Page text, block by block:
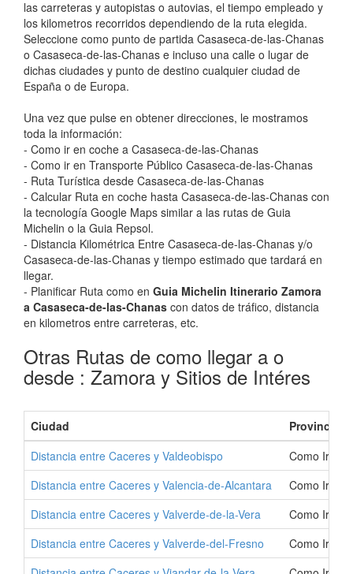
las carreteras y autopistas o autovias, el tiempo empleado y
los kilometros recorridos dependiendo de la ruta elegida.
Seleccione como punto de partida Casaseca-de-las-Chanas
o Casaseca-de-las-Chanas e incluso una calle o lugar de
dichas ciudades y punto de destino cualquier ciudad de
España o de Europa.
Una vez que pulse en obtener direcciones, le mostramos
toda la información:
- Como ir en coche a Casaseca-de-las-Chanas
- Como ir en Transporte Público Casaseca-de-las-Chanas
- Ruta Turística desde Casaseca-de-las-Chanas
- Calcular Ruta en coche hasta Casaseca-de-las-Chanas con
la tecnología Google Maps similar a las rutas de Guia
Michelin o la Guia Repsol.
- Distancia Kilométrica Entre Casaseca-de-las-Chanas y/o
Casaseca-de-las-Chanas y tiempo estimado que tardará en
llegar.
- Planificar Ruta como en Guia Michelin Itinerario Zamora
a Casaseca-de-las-Chanas con datos de tráfico, distancia
en kilometros entre carreteras, etc.
Otras Rutas de como llegar a o
desde : Zamora y Sitios de Intéres
Ciudad
Provincia
Distancia entre Caceres y Valdeobispo
Como Ir a
Distancia entre Caceres y Valencia-de-Alcantara
Como Ir a
Distancia entre Caceres y Valverde-de-la-Vera
Como Ir a
Distancia entre Caceres y Valverde-del-Fresno
Como Ir a